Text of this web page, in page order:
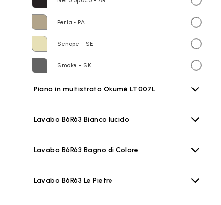
Perla - PA
Senape - SE
Smoke - SK
Piano in multistrato Okumè LT007L
Lavabo B6R63 Bianco lucido
Lavabo B6R63 Bagno di Colore
Lavabo B6R63 Le Pietre